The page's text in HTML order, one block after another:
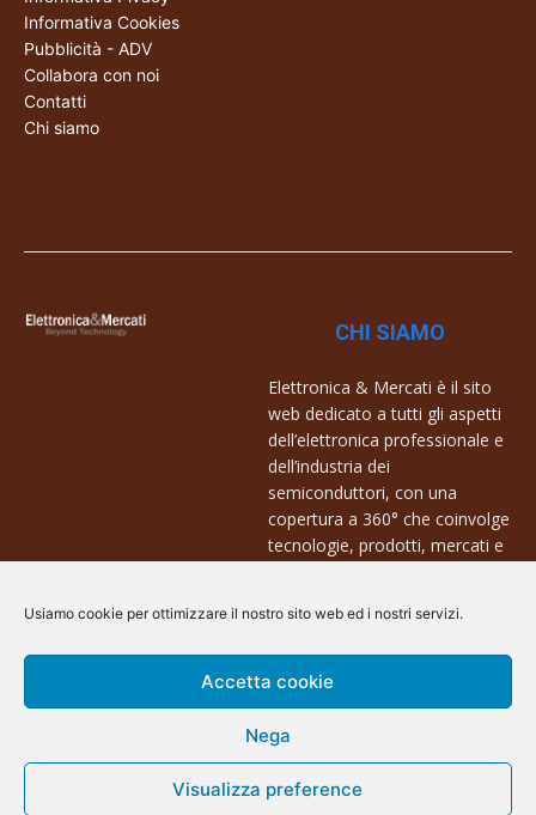
Usiamo cookie per ottimizzare il nostro sito web ed i nostri servizi.
Accetta cookie
Nega
Visualizza preference
Informativa Cookies
Pubblicità - ADV
Collabora con noi
Contatti
Chi siamo
CHI SIAMO
Elettronica & Mercati è il sito
web dedicato a tutti gli aspetti
dell’elettronica professionale e
dell’industria dei
semiconduttori, con una
copertura a 360° che coinvolge
tecnologie, prodotti, mercati e
Contatti:
@ArsCommunication 2023